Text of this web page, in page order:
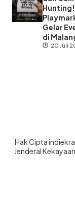
Gelar
di
20 Juli
Hak Cipta
Jenderal